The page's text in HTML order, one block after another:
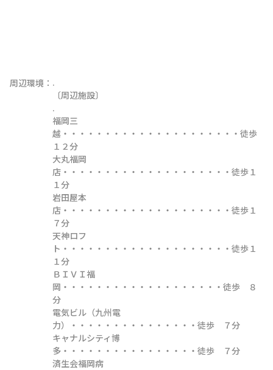
周辺環境： .
〔周辺施設〕
.
福岡三
越・・・・・・・・・・・・・・・・・・・・・徒歩
１２分
大丸福岡
店・・・・・・・・・・・・・・・・・・・・徒歩１
１分
岩田屋本
店・・・・・・・・・・・・・・・・・・・・徒歩１
７分
天神ロフ
ト・・・・・・・・・・・・・・・・・・・・徒歩１
１分
ＢＩＶＩ福
岡・・・・・・・・・・・・・・・・・・・徒歩　８
分
電気ビル（九州電
力）・・・・・・・・・・・・・・・徒歩　７分
キャナルシティ博
多・・・・・・・・・・・・・・・・徒歩　７分
済生会福岡病